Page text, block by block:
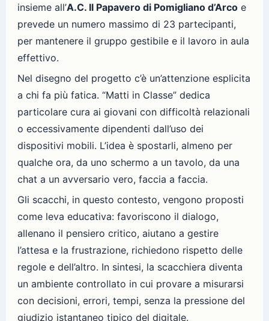
insieme all’A.C. Il Papavero di Pomigliano d’Arco e
prevede un numero massimo di 23 partecipanti,
per mantenere il gruppo gestibile e il lavoro in aula
effettivo.
Nel disegno del progetto c’è un’attenzione esplicita
a chi fa più fatica. “Matti in Classe” dedica
particolare cura ai giovani con difficoltà relazionali
o eccessivamente dipendenti dall’uso dei
dispositivi mobili. L’idea è spostarli, almeno per
qualche ora, da uno schermo a un tavolo, da una
chat a un avversario vero, faccia a faccia.
Gli scacchi, in questo contesto, vengono proposti
come leva educativa: favoriscono il dialogo,
allenano il pensiero critico, aiutano a gestire
l’attesa e la frustrazione, richiedono rispetto delle
regole e dell’altro. In sintesi, la scacchiera diventa
un ambiente controllato in cui provare a misurarsi
con decisioni, errori, tempi, senza la pressione del
giudizio istantaneo tipico del digitale.